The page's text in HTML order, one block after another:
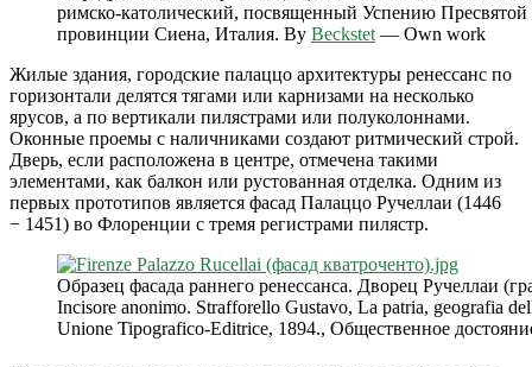
римско-католический, посвященный Успению
провинции Сиена, Италия. By Beckstet — Own work
Жилые здания, городские палаццо архитектуры ренессанс по
горизонтали делятся тягами или карнизами на несколько
ярусов, а по вертикали пилястрами или полуколоннами.
Оконные проемы с наличниками создают ритмический строй.
Дверь, если расположена в центре, отмечена такими
элементами, как балкон или рустованная отделка. Одним из
первых прототипов является фасад Палаццо Ручеллаи (1446
− 1451) во Флоренции с тремя регистрами пилястр.
Образец фасада раннего ренессанса. Дворец Ручеллаи
Incisore anonimo. Strafforello Gustavo, La patria, geografia
Unione Tipografico-Editrice, 1894., Общественное